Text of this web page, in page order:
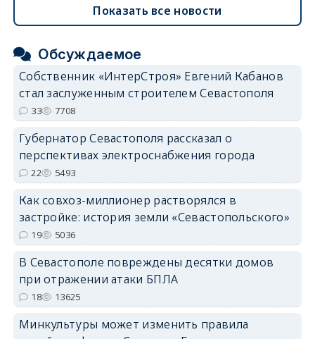
Показать все новости
Обсуждаемое
Собственник «ИнтерСтроя» Евгений Кабанов
стал заслуженным строителем Севастополя
33 7708
Губернатор Севастополя рассказал о
перспективах электроснабжения города
22 5493
Как совхоз-миллионер растворялся в
застройке: история земли «Севастопольского»
19 5036
В Севастополе повреждены десятки домов
при отражении атаки БПЛА
18 13625
Минкультуры может изменить правила